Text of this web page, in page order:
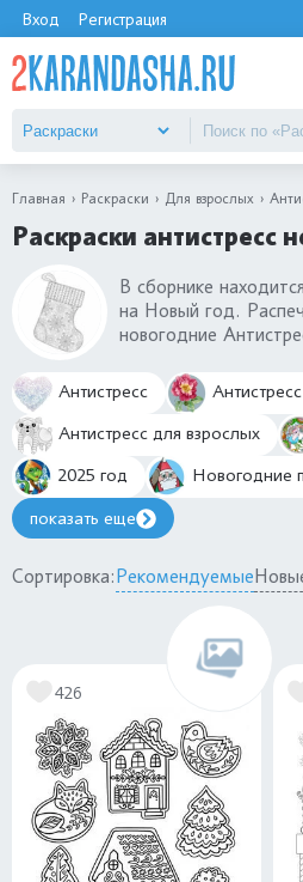
Вход Регистрация
Главная Раскраски Для взрослых
Раскраски антистресс
В сборнике
на Новый год.
новогодние
для взрослых. Вы
праздничные
год с изображением
деда мороза,
другое. Соберите
раскрасок антистресс.
Антистресс
Антистресс для взрослых
2025 год
Новогодние
показать еще
Сортировка:Рекомендуемые
426